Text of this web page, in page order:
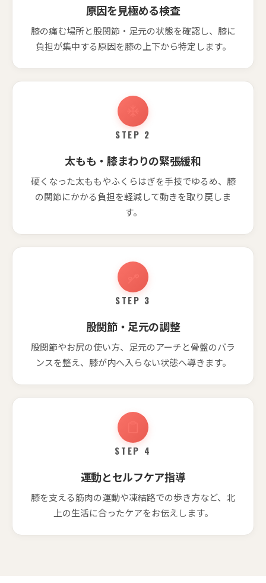
原因を見極める検査
膝の痛む場所と股関節・足元の状態を確認し、膝に
負担が集中する原因を膝の上下から特定します。
STEP 2
太もも・膝まわりの緊張緩和
硬くなった太ももやふくらはぎを手技でゆるめ、膝
の関節にかかる負担を軽減して動きを取り戻しま
す。
STEP 3
股関節・足元の調整
股関節やお尻の使い方、足元のアーチと骨盤のバラ
ンスを整え、膝が内へ入らない状態へ導きます。
STEP 4
運動とセルフケア指導
膝を支える筋肉の運動や凍結路での歩き方など、北
上の生活に合ったケアをお伝えします。